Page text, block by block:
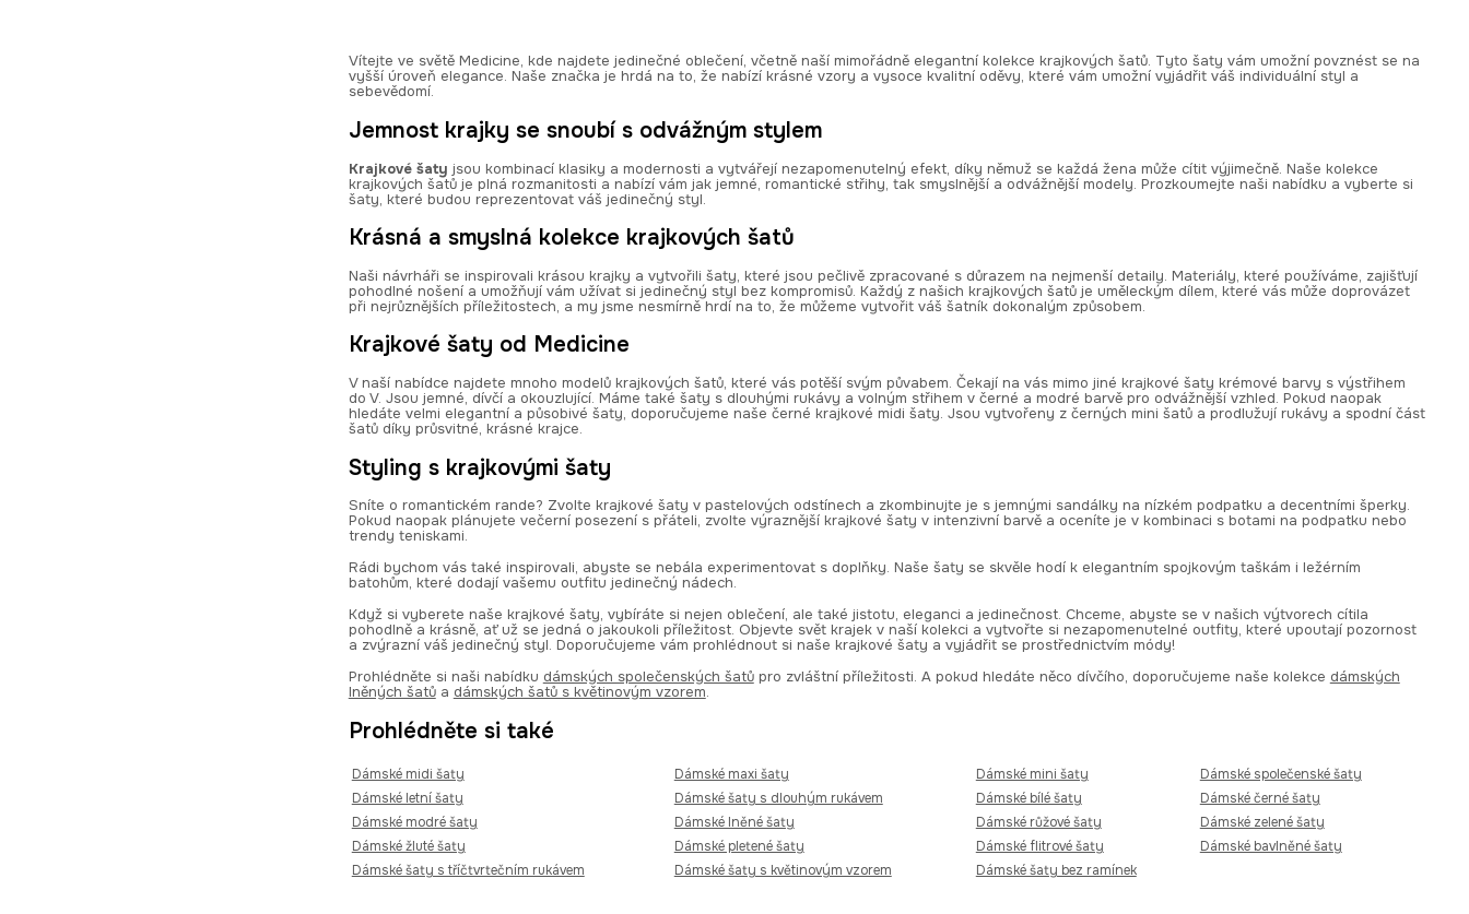
Vítejte ve světě Medicine, kde najdete jedinečné oblečení, včetně naší mimořádně elegantní kolekce krajkových šatů. Tyto šaty vám umožní povznést se na
vyšší úroveň elegance. Naše značka je hrdá na to, že nabízí krásné vzory a vysoce kvalitní oděvy, které vám umožní vyjádřit váš individuální styl a
sebevědomí.
Jemnost krajky se snoubí s odvážným stylem
Krajkové šaty jsou kombinací klasiky a modernosti a vytvářejí nezapomenutelný efekt, díky němuž se každá žena může cítit výjimečně. Naše kolekce
krajkových šatů je plná rozmanitosti a nabízí vám jak jemné, romantické střihy, tak smyslnější a odvážnější modely. Prozkoumejte naši nabídku a vyberte si
šaty, které budou reprezentovat váš jedinečný styl.
Krásná a smyslná kolekce krajkových šatů
Naši návrháři se inspirovali krásou krajky a vytvořili šaty, které jsou pečlivě zpracované s důrazem na nejmenší detaily. Materiály, které používáme, zajišťují
pohodlné nošení a umožňují vám užívat si jedinečný styl bez kompromisů. Každý z našich krajkových šatů je uměleckým dílem, které vás může doprovázet
při nejrůznějších příležitostech, a my jsme nesmírně hrdí na to, že můžeme vytvořit váš šatník dokonalým způsobem.
Krajkové šaty od Medicine
V naší nabídce najdete mnoho modelů krajkových šatů, které vás potěší svým půvabem. Čekají na vás mimo jiné krajkové šaty krémové barvy s výstřihem
do V. Jsou jemné, dívčí a okouzlující. Máme také šaty s dlouhými rukávy a volným střihem v černé a modré barvě pro odvážnější vzhled. Pokud naopak
hledáte velmi elegantní a působivé šaty, doporučujeme naše černé krajkové midi šaty. Jsou vytvořeny z černých mini šatů a prodlužují rukávy a spodní část
šatů díky průsvitné, krásné krajce.
Styling s krajkovými šaty
Sníte o romantickém rande? Zvolte krajkové šaty v pastelových odstínech a zkombinujte je s jemnými sandálky na nízkém podpatku a decentními šperky.
Pokud naopak plánujete večerní posezení s přáteli, zvolte výraznější krajkové šaty v intenzivní barvě a oceníte je v kombinaci s botami na podpatku nebo
trendy teniskami.
Rádi bychom vás také inspirovali, abyste se nebála experimentovat s doplňky. Naše šaty se skvěle hodí k elegantním spojkovým taškám i ležérním
batohům, které dodají vašemu outfitu jedinečný nádech.
Když si vyberete naše krajkové šaty, vybíráte si nejen oblečení, ale také jistotu, eleganci a jedinečnost. Chceme, abyste se v našich výtvorech cítila
pohodlně a krásně, ať už se jedná o jakoukoli příležitost. Objevte svět krajek v naší kolekci a vytvořte si nezapomenutelné outfity, které upoutají pozornost
a zvýrazní váš jedinečný styl. Doporučujeme vám prohlédnout si naše krajkové šaty a vyjádřit se prostřednictvím módy!
Prohlédněte si naši nabídku dámských společenských šatůpro zvláštní příležitosti. A pokud hledáte něco dívčího, doporučujeme naše kolekce dámských
lněných šatůa dámských šatů s květinovým vzorem.
Prohlédněte si také
Dámské midi šaty Dámské maxi šaty Dámské mini šaty
Dámské společenské šaty
Dámské letní šaty
Dámské šaty s dlouhým rukávem Dámské bílé šaty
Dámské černé šaty
Dámské modré šaty
Dámské lněné šaty Dámské růžové šaty
Dámské zelené šaty
Dámské žluté šaty
Dámské pletené šaty Dámské flitrové šaty
Dámské bavlněné šaty
Dámské šaty s tříčtvrtečním rukávem
Dámské šaty s květinovým vzorem Dámské šaty bez ramínek